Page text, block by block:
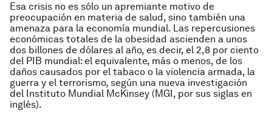
Esa crisis no es sólo un apremiante motivo de
preocupación en materia de salud, sino también una
amenaza para la economía mundial. Las repercusiones
económicas totales de la obesidad ascienden a unos
dos billones de dólares al año, es decir, el 2,8 por ciento
del PIB mundial: el equivalente, más o menos, de los
daños causados por el tabaco o la violencia armada, la
guerra y el terrorismo, según una nueva investigación
del Instituto Mundial McKinsey (MGI, por sus siglas en
inglés).